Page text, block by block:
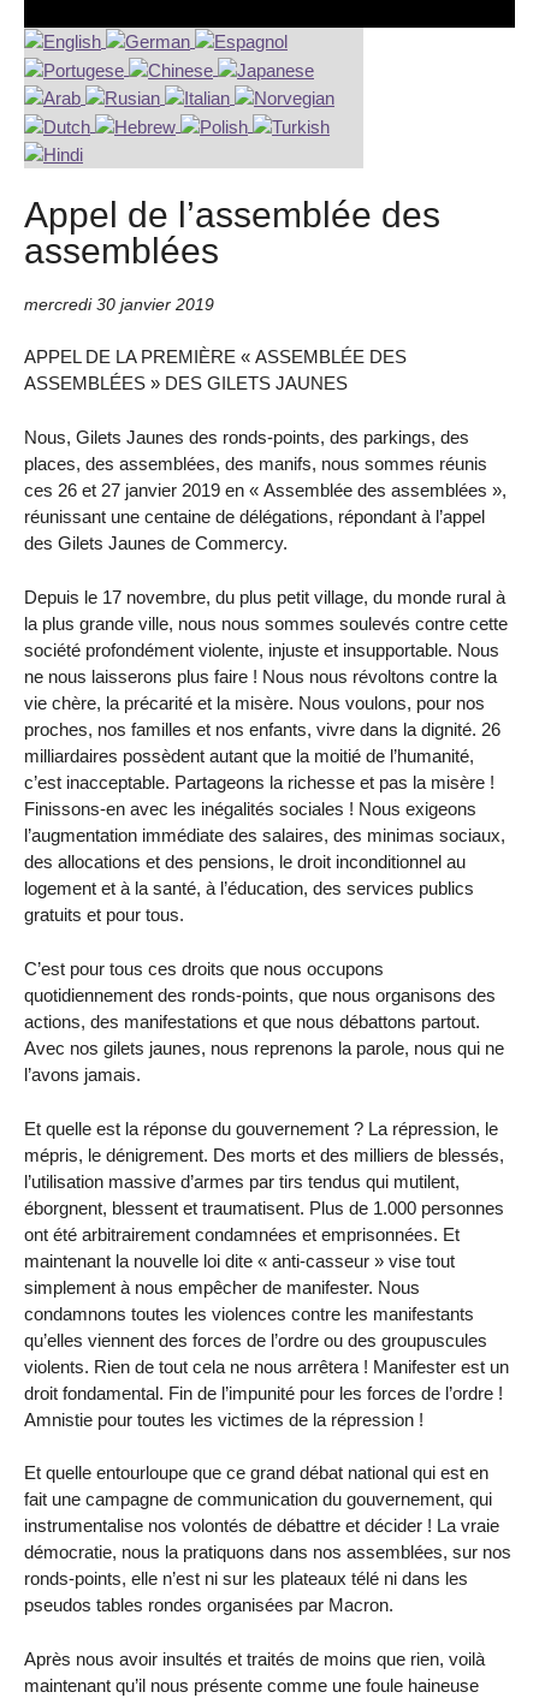
Appel de l’assemblée des
assemblées
mercredi 30 janvier 2019
APPEL DE LA PREMIÈRE « ASSEMBLÉE DES
ASSEMBLÉES » DES GILETS JAUNES
Nous, Gilets Jaunes des ronds-points, des parkings, des
places, des assemblées, des manifs, nous sommes réunis
ces 26 et 27 janvier 2019 en « Assemblée des assemblées »,
réunissant une centaine de délégations, répondant à l’appel
des Gilets Jaunes de Commercy.
Depuis le 17 novembre, du plus petit village, du monde rural à
la plus grande ville, nous nous sommes soulevés contre cette
société profondément violente, injuste et insupportable. Nous
ne nous laisserons plus faire ! Nous nous révoltons contre la
vie chère, la précarité et la misère. Nous voulons, pour nos
proches, nos familles et nos enfants, vivre dans la dignité. 26
milliardaires possèdent autant que la moitié de l’humanité,
c’est inacceptable. Partageons la richesse et pas la misère !
Finissons-en avec les inégalités sociales ! Nous exigeons
l’augmentation immédiate des salaires, des minimas sociaux,
des allocations et des pensions, le droit inconditionnel au
logement et à la santé, à l’éducation, des services publics
gratuits et pour tous.
C’est pour tous ces droits que nous occupons
quotidiennement des ronds-points, que nous organisons des
actions, des manifestations et que nous débattons partout.
Avec nos gilets jaunes, nous reprenons la parole, nous qui ne
l’avons jamais.
Et quelle est la réponse du gouvernement ? La répression, le
mépris, le dénigrement. Des morts et des milliers de blessés,
l’utilisation massive d’armes par tirs tendus qui mutilent,
éborgnent, blessent et traumatisent. Plus de 1.000 personnes
ont été arbitrairement condamnées et emprisonnées. Et
maintenant la nouvelle loi dite « anti-casseur » vise tout
simplement à nous empêcher de manifester. Nous
condamnons toutes les violences contre les manifestants
qu’elles viennent des forces de l’ordre ou des groupuscules
violents. Rien de tout cela ne nous arrêtera ! Manifester est un
droit fondamental. Fin de l’impunité pour les forces de l’ordre !
Amnistie pour toutes les victimes de la répression !
Et quelle entourloupe que ce grand débat national qui est en
fait une campagne de communication du gouvernement, qui
instrumentalise nos volontés de débattre et décider ! La vraie
démocratie, nous la pratiquons dans nos assemblées, sur nos
ronds-points, elle n’est ni sur les plateaux télé ni dans les
pseudos tables rondes organisées par Macron.
Après nous avoir insultés et traités de moins que rien, voilà
maintenant qu’il nous présente comme une foule haineuse